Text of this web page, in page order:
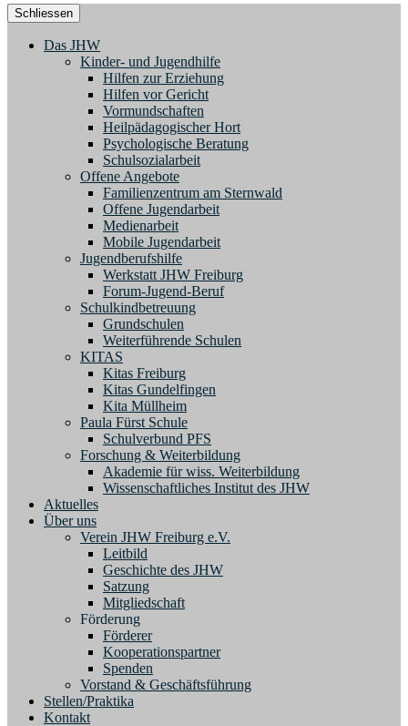
Schliessen
Das JHW
Kinder- und Jugendhilfe
Hilfen zur Erziehung
Hilfen vor Gericht
Vormundschaften
Heilpädagogischer Hort
Psychologische Beratung
Schulsozialarbeit
Offene Angebote
Familienzentrum am Sternwald
Offene Jugendarbeit
Medienarbeit
Mobile Jugendarbeit
Jugendberufshilfe
Werkstatt JHW Freiburg
Forum-Jugend-Beruf
Schulkindbetreuung
Grundschulen
Weiterführende Schulen
KITAS
Kitas Freiburg
Kitas Gundelfingen
Kita Müllheim
Paula Fürst Schule
Schulverbund PFS
Forschung & Weiterbildung
Akademie für wiss. Weiterbildung
Wissenschaftliches Institut des JHW
Aktuelles
Über uns
Verein JHW Freiburg e.V.
Leitbild
Geschichte des JHW
Satzung
Mitgliedschaft
Förderung
Förderer
Kooperationspartner
Spenden
Vorstand & Geschäftsführung
Stellen/Praktika
Kontakt